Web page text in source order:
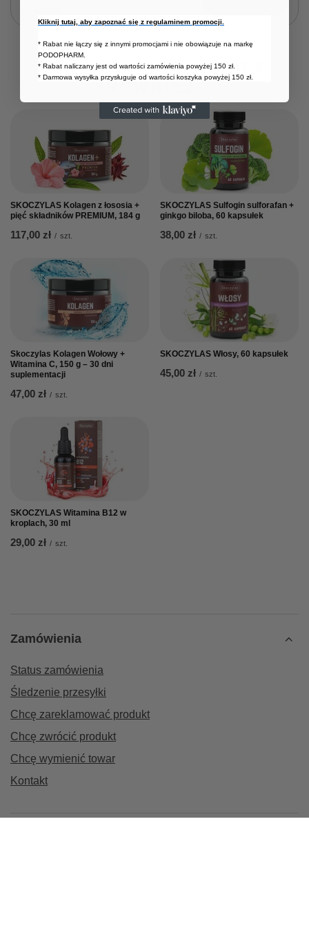
INNE KLIENTKI KUPIŁY
RÓWNIEŻ:
SKOCZYLAS Kolagen z łososia +
pięć składników PREMIUM, 184 g
117,00 zł / szt.
SKOCZYLAS Sulfogin sulforafan +
ginkgo biloba, 60 kapsułek
38,00 zł / szt.
Skoczylas Kolagen Wołowy +
Witamina C, 150 g – 30 dni
suplementacji
47,00 zł / szt.
SKOCZYLAS Włosy, 60 kapsułek
45,00 zł / szt.
SKOCZYLAS Witamina B12 w
kroplach, 30 ml
29,00 zł / szt.
Zamówienia
Status zamówienia
Śledzenie przesyłki
Chcę zareklamować produkt
Chcę zwrócić produkt
Chcę wymienić towar
Kontakt
Kliknij tutaj, aby zapoznać się z regulaminem promocji.
* Rabat nie łączy się z innymi promocjami i nie obowiązuje na markę
PODOPHARM.
* Rabat naliczany jest od wartości zamówienia powyżej 150 zł.
* Darmowa wysyłka przysługuje od wartości koszyka powyżej 150 zł.